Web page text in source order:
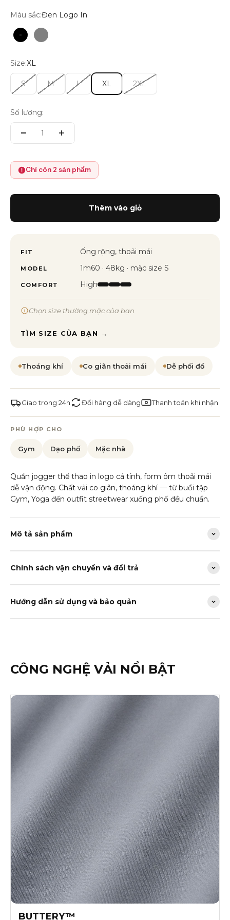
Màu sắc:Đen Logo In
Đen Logo InXám Logo In
Size:XL
S M L XL 2XL
Số lượng:
Chỉ còn 2 sản phẩm
Thêm vào giỏ
FIT Ống rộng, thoải mái
MODEL 1m60 · 48kg · mặc size S
COMFORT High
Chọn size thường mặc của bạn
TÌM SIZE CỦA BẠN →
Thoáng khí Co giãn thoải mái Dễ phối đồ
Giao trong 24h Đổi hàng dễ dàng Thanh toán khi nhận
PHÙ HỢP CHO
Gym Dạo phố Mặc nhà
Quần jogger thể thao in logo cá tính, form ôm thoải mái
dễ vận động. Chất vải co giãn, thoáng khí — từ buổi tập
Gym, Yoga đến outfit streetwear xuống phố đều chuẩn.
Mô tả sản phẩm
Chính sách vận chuyển và đổi trả
Hướng dẫn sử dụng và bảo quản
CÔNG NGHỆ VẢI NỔI BẬT
BUTTERY™